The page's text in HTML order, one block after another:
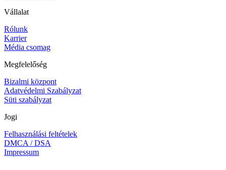
Vállalat
Rólunk
Karrier
Média csomag
Megfelelőség
Bizalmi központ
Adatvédelmi Szabályzat
Süti szabályzat
Jogi
Felhasználási feltételek
DMCA / DSA
Impressum